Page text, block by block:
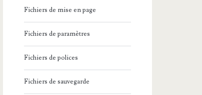
Fichiers de mise en page
Fichiers de paramètres
Fichiers de polices
Fichiers de sauvegarde